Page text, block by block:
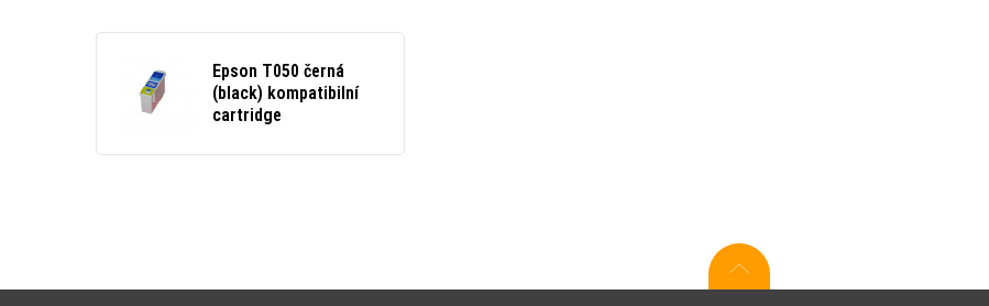
Epson T050 černá
(black) kompatibilní
cartridge